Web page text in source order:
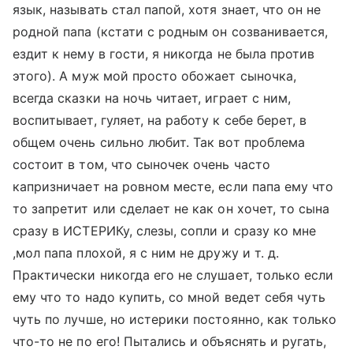
язык, называть стал папой, хотя знает, что он не
родной папа (кстати с родным он созванивается,
ездит к нему в гости, я никогда не была против
этого). А муж мой просто обожает сыночка,
всегда сказки на ночь читает, играет с ним,
воспитывает, гуляет, на работу к себе берет, в
общем очень сильно любит. Так вот проблема
состоит в том, что сыночек очень часто
капризничает на ровном месте, если папа ему что
то запретит или сделает не как он хочет, то сына
сразу в ИСТЕРИКу, слезы, сопли и сразу ко мне
,мол папа плохой, я с ним не дружу и т. д.
Практически никогда его не слушает, только если
ему что то надо купить, со мной ведет себя чуть
чуть по лучше, но истерики постоянно, как только
что-то не по его! Пытались и объяснять и ругать,